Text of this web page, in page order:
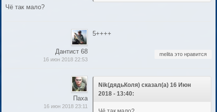
Чё так мало?
Дантист 68
16 июн 2018 22:53
5++++
melita это нравится
Паха
16 июн 2018 23:11
Nik(дядьКоля) сказал(а) 16 Июн
2018 - 13:40: